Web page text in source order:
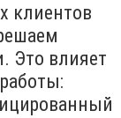
клиентов
Это влияет